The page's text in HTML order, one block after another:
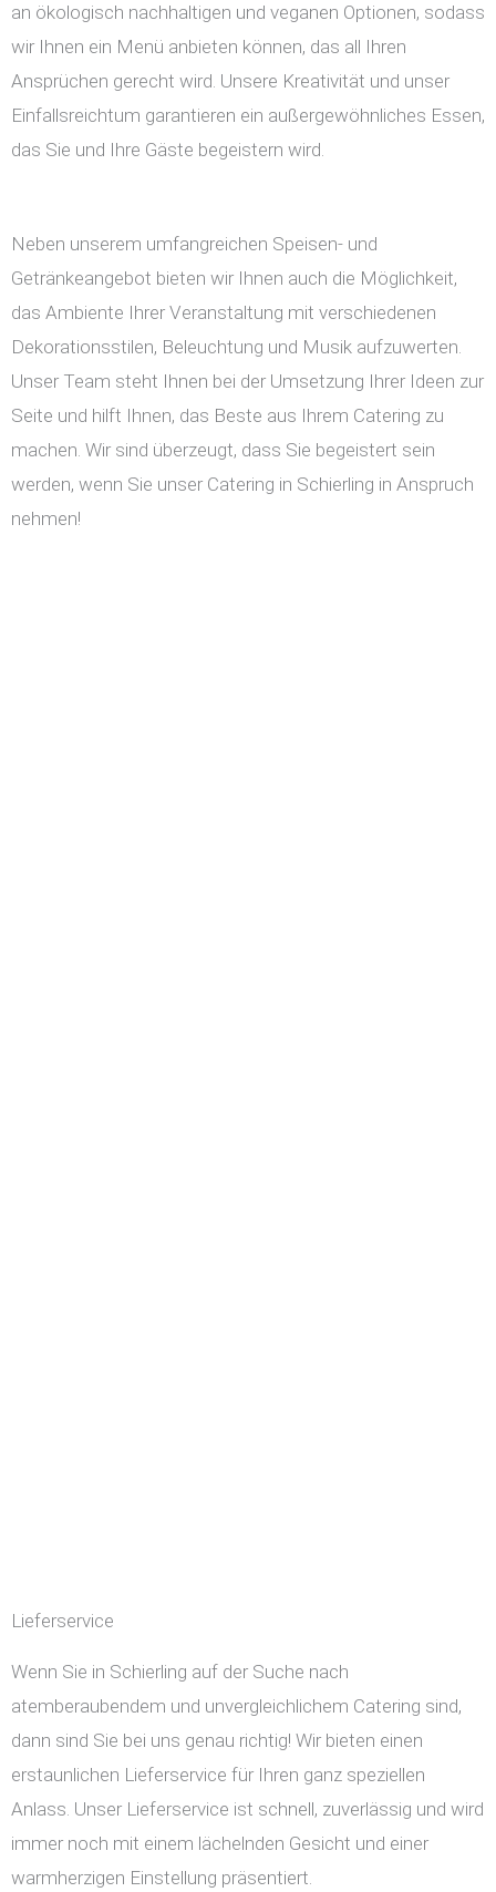
an ökologisch nachhaltigen und veganen Optionen, sodass
wir Ihnen ein Menü anbieten können, das all Ihren
Ansprüchen gerecht wird. Unsere Kreativität und unser
Einfallsreichtum garantieren ein außergewöhnliches Essen,
das Sie und Ihre Gäste begeistern wird.
Neben unserem umfangreichen Speisen- und
Getränkeangebot bieten wir Ihnen auch die Möglichkeit,
das Ambiente Ihrer Veranstaltung mit verschiedenen
Dekorationsstilen, Beleuchtung und Musik aufzuwerten.
Unser Team steht Ihnen bei der Umsetzung Ihrer Ideen zur
Seite und hilft Ihnen, das Beste aus Ihrem Catering zu
machen. Wir sind überzeugt, dass Sie begeistert sein
werden, wenn Sie unser Catering in Schierling in Anspruch
nehmen!
Lieferservice
Wenn Sie in Schierling auf der Suche nach
atemberaubendem und unvergleichlichem Catering sind,
dann sind Sie bei uns genau richtig! Wir bieten einen
erstaunlichen Lieferservice für Ihren ganz speziellen
Anlass. Unser Lieferservice ist schnell, zuverlässig und wird
immer noch mit einem lächelnden Gesicht und einer
warmherzigen Einstellung präsentiert.